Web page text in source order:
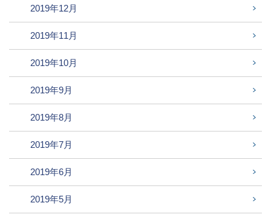
2019年12月
2019年11月
2019年10月
2019年9月
2019年8月
2019年7月
2019年6月
2019年5月